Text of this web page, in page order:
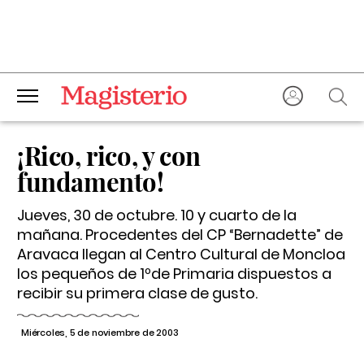
¡Rico, rico, y con
fundamento!
Jueves, 30 de octubre. 10 y cuarto de la
mañana. Procedentes del CP “Bernadette” de
Aravaca llegan al Centro Cultural de Moncloa
los pequeños de 1ºde Primaria dispuestos a
recibir su primera clase de gusto.
Miércoles, 5 de noviembre de 2003